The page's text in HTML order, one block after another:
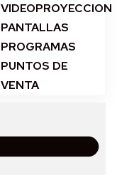
VIDEOPROYECCION
PANTALLAS
PROGRAMAS
PUNTOS DE
VENTA